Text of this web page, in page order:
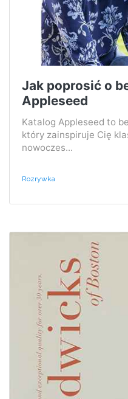
Jak poprosić o
Appleseed
Katalog Appleseed to
który zainspiruje Cię
nowoczes...
Rozrywka